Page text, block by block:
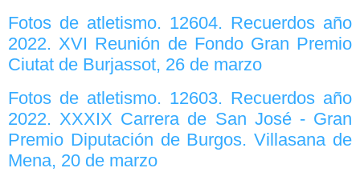
Fotos de atletismo. 12604. Recuerdos año
2022. XVI Reunión de Fondo Gran Premio
Ciutat de Burjassot, 26 de marzo
Fotos de atletismo. 12603. Recuerdos año
2022. XXXIX Carrera de San José - Gran
Premio Diputación de Burgos. Villasana de
Mena, 20 de marzo